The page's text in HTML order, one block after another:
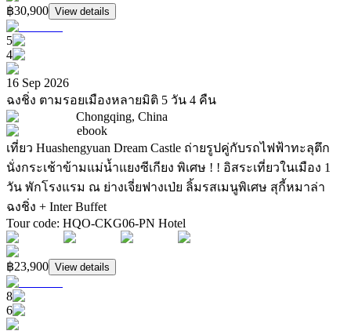
฿30,900 View details
5
4
16 Sep 2026
ฉงชิ่ง ตามรอยเมืองหลายมิติ 5 วัน 4 คืน
Chongqing, China
ebook
เที่ยว Huashengyuan Dream Castle ถ่ายรูปคู่กับรถไฟฟ้าทะลุตึก
นั่งกระเช้าข้ามแม่น้ำแยงซีเกียง พิเศษ ! ! อิสระเที่ยวในเมือง 1
วัน พักโรงแรม ณ ย่างเจี่ยฟางเป่ย ลิ้มรสเมนูพิเศษ สุกี้หมาล่า
ฉงชิ่ง + Inter Buffet
Tour code: HQO-CKG06-PN Hotel
฿23,900 View details
8
6